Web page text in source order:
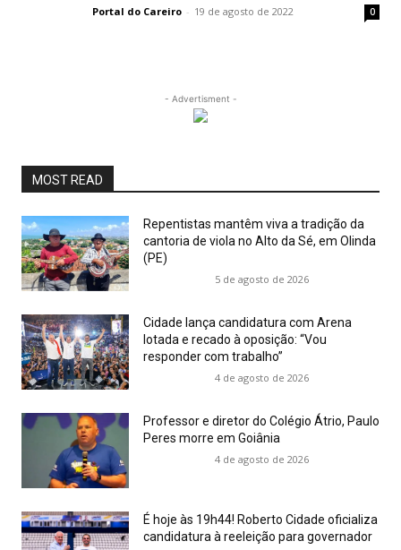
Portal do Careiro - 19 de agosto de 2022 0
- Advertisment -
MOST READ
Repentistas mantêm viva a tradição da
cantoria de viola no Alto da Sé, em Olinda
(PE)
5 de agosto de 2026
Cidade lança candidatura com Arena
lotada e recado à oposição: “Vou
responder com trabalho”
4 de agosto de 2026
Professor e diretor do Colégio Átrio, Paulo
Peres morre em Goiânia
4 de agosto de 2026
É hoje às 19h44! Roberto Cidade oficializa
candidatura à reeleição para governador